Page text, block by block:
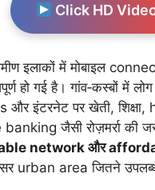
Click HD
इलाकों में मोबाइल
हो गई है। गांव‑कस्बों में
और इंटरनेट पर खेती,
जैसी रोज़मर्रा की
network और
urban area जितने उपलब्ध